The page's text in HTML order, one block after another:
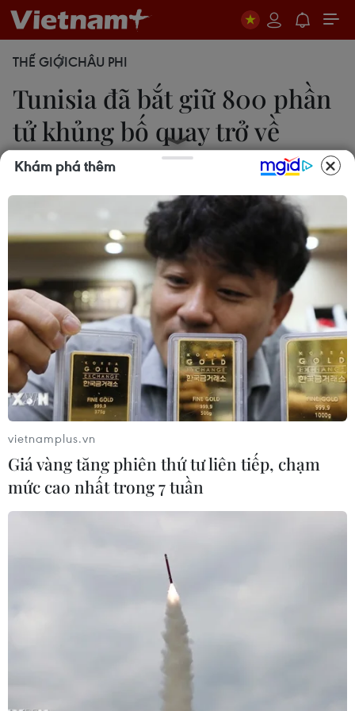
THẾ GIỚICHÂU PHI
Tunisia đã bắt giữ 800 phần
tử khủng bố quay trở về
nước
Chính phủ Tunisia đã bắt giam và giám sát 800
phần tử khủng bố và cực đoan nước này sau khi
chúng trở về từ các vùng chiến sự kể từ năm 2007.
Cảnh sát Tunisia. (Nguồn: AFP/TTXVN)
Chính phủ Tunisia ngày 30/12 khẳng định đã
bắt giam và giám sát 800 phần tử khủng bố và
cực đoan nước này sau khi chúng trở về từ các
vùng chiến sự kể từ năm 2007.
Khám phá thêm
vietnamplus.vn
Giá vàng tăng phiên thứ tư liên tiếp, chạm
mức cao nhất trong 7 tuần